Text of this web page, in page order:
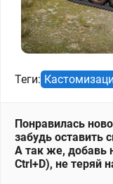
Теги:
Понравилась
забудь оставить
А так же, добавь
Ctrl+D), не теряй